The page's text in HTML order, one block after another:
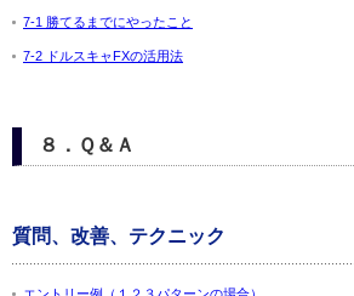
7-1 勝てるまでにやったこと
7-2 ドルスキャFXの活用法
８．Ｑ＆Ａ
質問、改善、テクニック